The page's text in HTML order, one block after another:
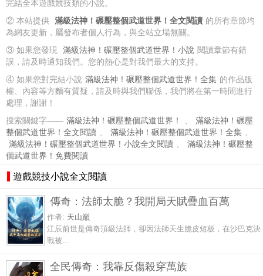
完結全本遊戲競技類的小說。
② 本站提供 滿級法神！碾壓整個武道世界！全文閱讀 的所有章節均
為網友更新，屬發布者個人行為，與全站立場無關。
③ 如果您發現 滿級法神！碾壓整個武道世界！小說 閱讀章節有錯
誤，請及時通知我們。您的熱心是對我們最大的支持。
④ 如果您對完結小說 滿級法神！碾壓整個武道世界！全集 的作品版
權、內容等方麵有質疑，請及時與我們聯係，我們將在第一時間進行
處理，謝謝！
搜索關鍵字—— 滿級法神！碾壓整個武道世界！ 、
滿級法神！碾壓
整個武道世界！全文閱讀 、 滿級法神！碾壓整個武道世界！全集 、
滿級法神！碾壓整個武道世界！小說全文閱讀 、
滿級法神！碾壓整
個武道世界！免費閱讀
遊戲競技小說全文閱讀
傳奇：法師太脆？我開局天賦疊血百萬
作者: 天山巔
江辰前世是傳奇頂級法師，卻因法師天生脆皮短板，在沙巴克決
戰被...
全民傳奇：我靠反傷殺穿萬族